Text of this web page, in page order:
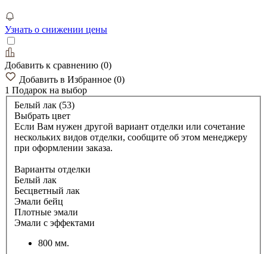
Узнать о снижении цены
Добавить к сравнению (0)
Добавить в Избранное (0)
1 Подарок на выбор
Белый лак (53)
Выбрать цвет
Если Вам нужен другой вариант отделки или сочетание
нескольких видов отделки, сообщите об этом менеджеру
при оформлении заказа.
Варианты отделки
Белый лак
Бесцветный лак
Эмали бейц
Плотные эмали
Эмали с эффектами
800 мм.